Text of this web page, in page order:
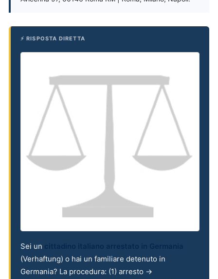
⚡ RISPOSTA DIRETTA
Sei un
(Verhaftung) o hai un familiare detenuto in
Germania? La procedura: (1) arresto →